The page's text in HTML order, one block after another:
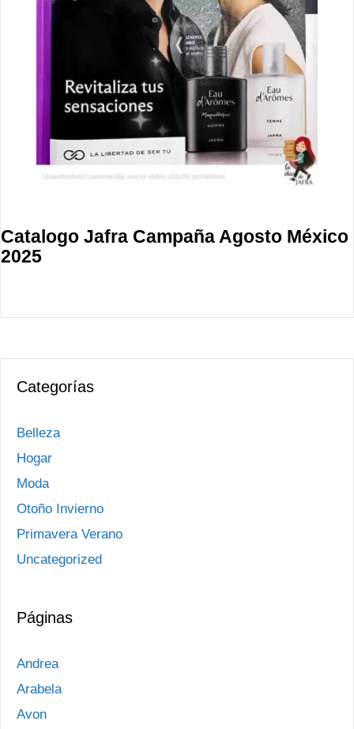
Catalogo Jafra Campaña Agosto México
2025
Categorías
Belleza
Hogar
Moda
Otoño Invierno
Primavera Verano
Uncategorized
Páginas
Andrea
Arabela
Avon